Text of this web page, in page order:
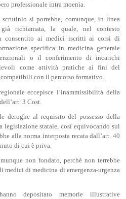
professionale intra moenia.
si porrebbe, comunque, in linea
richiamata, la quale, nel contesto
consentito ai medici iscritti ai corsi di
specifica in medicina generale
o il conferimento di incarichi
come attività pratiche ai fini del
con il percorso formativo.
eccepisce l’inammissibilità della
3 Cost.
deroghe al requisito del possesso della
legislazione statale, così equivocando sul
alla norma interposta recata dall’art. 40
di cui è priva.
non fondato, perché non terrebbe
medici di medicina di emergenza-urgenza
depositato memorie illustrative